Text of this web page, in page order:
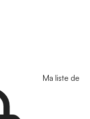
Ma liste de